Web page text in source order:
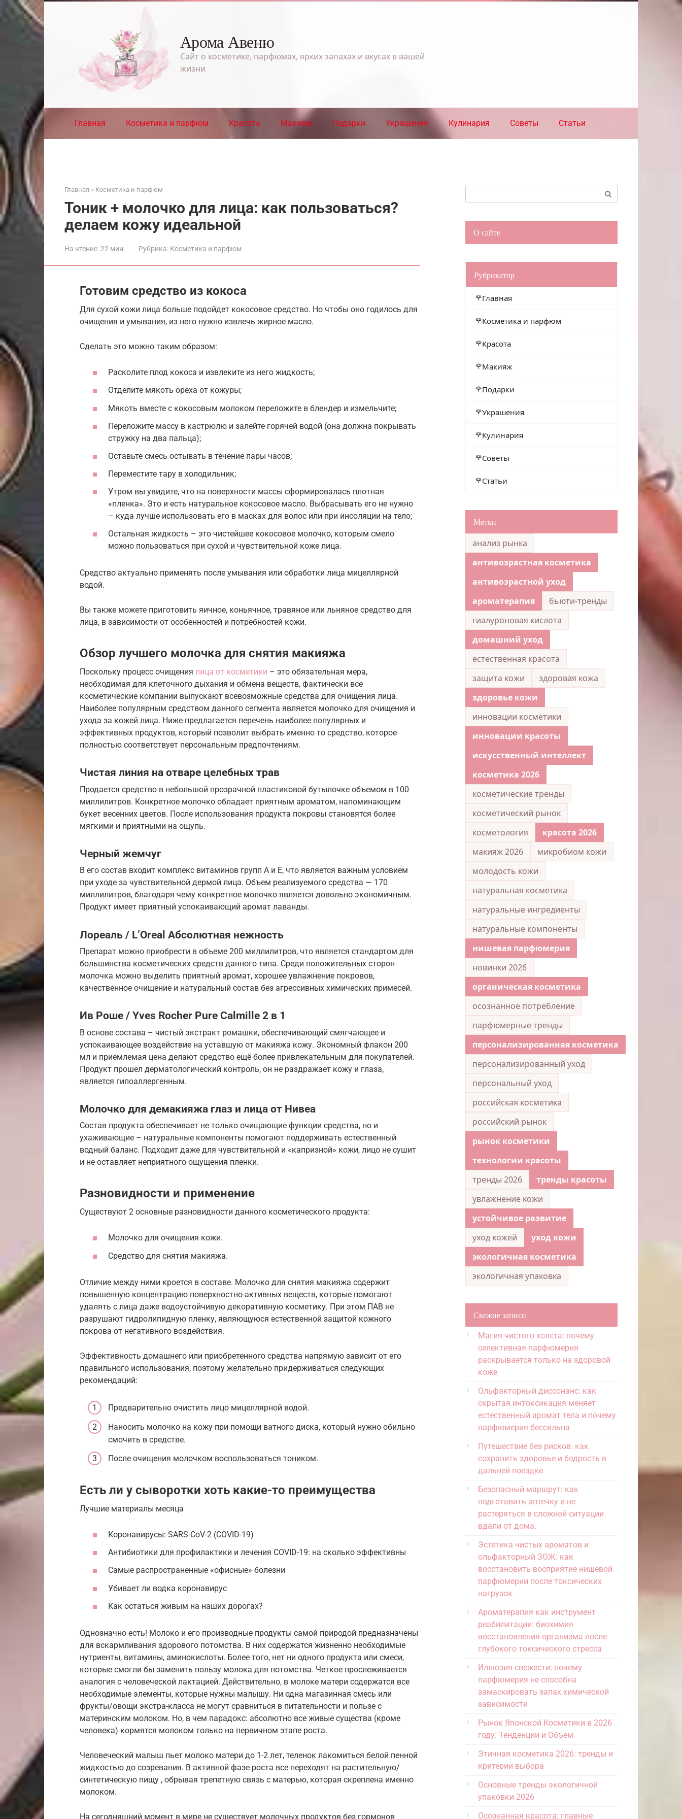
Перейти
к
контенту
Арома Авеню
Сайт о косметике, парфюмах, ярких запахах и вкусах в вашей
жизни
Главная Косметика и парфюм Красота Макияж Подарки Украшения Кулинария Советы Статьи
Главная » Косметика и парфюм
Тоник + молочко для лица: как пользоваться?
делаем кожу идеальной
На чтение:22 мин Рубрика: Косметика и парфюм
Готовим средство из кокоса
Для сухой кожи лица больше подойдет кокосовое средство. Но чтобы оно годилось для
очищения и умывания, из него нужно извлечь жирное масло.
Сделать это можно таким образом:
Расколите плод кокоса и извлеките из него жидкость;
Отделите мякоть ореха от кожуры;
Мякоть вместе с кокосовым молоком переложите в блендер и измельчите;
Переложите массу в кастрюлю и залейте горячей водой (она должна покрывать
стружку на два пальца);
Оставьте смесь остывать в течение пары часов;
Переместите тару в холодильник;
Утром вы увидите, что на поверхности массы сформировалась плотная
«пленка». Это и есть натуральное кокосовое масло. Выбрасывать его не нужно
– куда лучше использовать его в масках для волос или при инсоляции на тело;
Остальная жидкость – это чистейшее кокосовое молочко, которым смело
можно пользоваться при сухой и чувствительной коже лица.
Средство актуально применять после умывания или обработки лица мицеллярной
водой.
Вы также можете приготовить яичное, коньячное, травяное или льняное средство для
лица, в зависимости от особенностей и потребностей кожи.
Обзор лучшего молочка для снятия макияжа
Поскольку процесс очищения лица от косметики – это обязательная мера,
необходимая для клеточного дыхания и обмена веществ, фактически все
косметические компании выпускают всевозможные средства для очищения лица.
Наиболее популярным средством данного сегмента является молочко для очищения и
ухода за кожей лица. Ниже предлагается перечень наиболее популярных и
эффективных продуктов, который позволит выбрать именно то средство, которое
полностью соответствует персональным предпочтениям.
Чистая линия на отваре целебных трав
Продается средство в небольшой прозрачной пластиковой бутылочке объемом в 100
миллилитров. Конкретное молочко обладает приятным ароматом, напоминающим
букет весенних цветов. После использования продукта покровы становятся более
мягкими и приятными на ощупь.
Черный жемчуг
В его состав входит комплекс витаминов групп А и Е, что является важным условием
при уходе за чувствительной дермой лица. Объем реализуемого средства — 170
миллилитров, благодаря чему конкретное молочко является довольно экономичным.
Продукт имеет приятный успокаивающий аромат лаванды.
Лореаль / L’Oreal Абсолютная нежность
Препарат можно приобрести в объеме 200 миллилитров, что является стандартом для
большинства косметических средств данного типа. Среди положительных сторон
молочка можно выделить приятный аромат, хорошее увлажнение покровов,
качественное очищение и натуральный состав без агрессивных химических примесей.
Ив Роше / Yves Rocher Pure Calmille 2 в 1
В основе состава – чистый экстракт ромашки, обеспечивающий смягчающее и
успокаивающее воздействие на уставшую от макияжа кожу. Экономный флакон 200
мл и приемлемая цена делают средство ещё более привлекательным для покупателей.
Продукт прошел дерматологический контроль, он не раздражает кожу и глаза,
является гипоаллергенным.
Молочко для демакияжа глаз и лица от Нивеа
Состав продукта обеспечивает не только очищающие функции средства, но и
ухаживающие – натуральные компоненты помогают поддерживать естественный
водный баланс. Подходит даже для чувствительной и «капризной» кожи, лицо не сушит
и не оставляет неприятного ощущения пленки.
Разновидности и применение
Существуют 2 основные разновидности данного косметического продукта:
Молочко для очищения кожи.
Средство для снятия макияжа.
Отличие между ними кроется в составе. Молочко для снятия макияжа содержит
повышенную концентрацию поверхностно-активных веществ, которые помогают
удалять с лица даже водоустойчивую декоративную косметику. При этом ПАВ не
разрушают гидролипидную пленку, являющуюся естественной защитой кожного
покрова от негативного воздействия.
Эффективность домашнего или приобретенного средства напрямую зависит от его
правильного использования, поэтому желательно придерживаться следующих
рекомендаций:
Предварительно очистить лицо мицеллярной водой.
Наносить молочко на кожу при помощи ватного диска, который нужно обильно
смочить в средстве.
После очищения молочком воспользоваться тоником.
Есть ли у сыворотки хоть какие-то преимущества
Лучшие материалы месяца
Коронавирусы: SARS-CoV-2 (COVID-19)
Антибиотики для профилактики и лечения COVID-19: на сколько эффективны
Самые распространенные «офисные» болезни
Убивает ли водка коронавирус
Как остаться живым на наших дорогах?
Однозначно есть! Молоко и его производные продукты самой природой предназначены
для вскармливания здорового потомства. В них содержатся жизненно необходимые
нутриенты, витамины, аминокислоты. Более того, нет ни одного продукта или смеси,
которые смогли бы заменить пользу молока для потомства. Четкое прослеживается
аналогия с человеческой лактацией. Действительно, в молоке матери содержатся все
необходимые элементы, которые нужны малышу. Ни одна магазинная смесь или
фрукты/овощи экстра-класса не могут сравниться в питательности и пользе с
материнским молоком. Но, в чем парадокс: абсолютно все живые существа (кроме
человека) кормятся молоком только на первичном этапе роста.
Человеческий малыш пьет молоко матери до 1-2 лет, теленок лакомиться белой пенной
жидкостью до созревания. В активной фазе роста все переходят на растительную/
синтетическую пищу , обрывая трепетную связь с матерью, которая скреплена именно
молоком.
На сегодняшний момент в мире не существует молочных продуктов без гормонов
О сайте
Рубрикатор
Главная
Косметика и парфюм
Красота
Макияж
Подарки
Украшения
Кулинария
Советы
Статьи
Метки
анализ рынка
антивозрастная косметика
антивозрастной уход
ароматерапия
бьюти-тренды
гиалуроновая кислота
домашний уход
естественная красота
защита кожи
здоровая кожа
здоровье кожи
инновации косметики
инновации красоты
искусственный интеллект
косметика 2026
косметические тренды
косметический рынок
косметология
красота 2026
макияж 2026
микробиом кожи
молодость кожи
натуральная косметика
натуральные ингредиенты
натуральные компоненты
нишевая парфюмерия
новинки 2026
органическая косметика
осознанное потребление
парфюмерные тренды
персонализированная косметика
персонализированный уход
персональный уход
российская косметика
российский рынок
рынок косметики
технологии красоты
тренды 2026
тренды красоты
увлажнение кожи
устойчивое развитие
уход кожей
уход кожи
экологичная косметика
экологичная упаковка
Свежие записи
Магия чистого холста: почему
селективная парфюмерия
раскрывается только на здоровой
коже
Ольфакторный диссонанс: как
скрытая интоксикация меняет
естественный аромат тела и почему
парфюмерия бессильна
Путешествие без рисков: как
сохранить здоровье и бодрость в
дальней поездке
Безопасный маршрут: как
подготовить аптечку и не
растеряться в сложной ситуации
вдали от дома.
Эстетика чистых ароматов и
ольфакторный ЗОЖ: как
восстановить восприятие нишевой
парфюмерии после токсических
нагрузок
Ароматерапия как инструмент
реабилитации: биохимия
восстановления организма после
глубокого токсического стресса
Иллюзия свежести: почему
парфюмерия не способна
замаскировать запах химической
зависимости
Рынок Японской Косметики в 2026
году: Тенденции и Объем
Этичная косметика 2026: тренды и
критерии выбора
Основные тренды экологичной
упаковки 2026
Осознанная красота: главные